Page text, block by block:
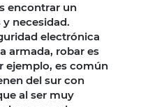
encontrar un
necesidad.
electrónica
armada, robar es
ejemplo, es común
del sur con
al ser muy